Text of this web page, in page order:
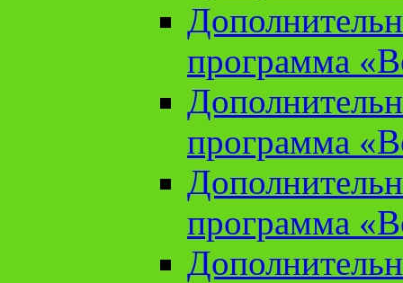
программа
программа
программа